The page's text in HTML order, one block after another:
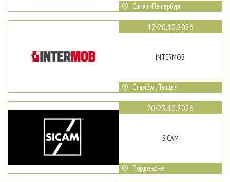
Санкт-Петербург
17-20.10.2026
INTERMOB
Стамбул, Турция
20-23.10.2026
SICAM
Порденоне